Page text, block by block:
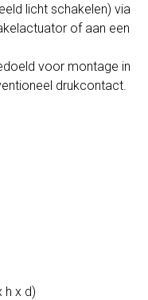
licht schakelen) via
of aan een
voor montage in
drukcontact.
h x d)